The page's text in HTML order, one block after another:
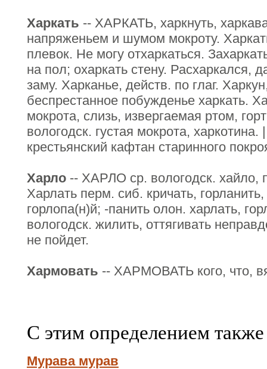
Харкать -- ХАРКАТЬ, харкнуть,
напряженьем и шумом мокроту.
плевок. Не могу отхаркаться.
на пол; охаркать стену. Расхаркался,
заму. Харканье, действ. по глаг.
беспрестанное побужденье харкать.
мокрота, слизь, извергаемая ртом,
вологодск. густая мокрота,
крестьянский кафтан старинного
Харло -- ХАРЛО ср. вологодск. хайло,
Харлать перм. сиб. кричать,
горлопа(н)й; -панить олон. харлать,
вологодск. жилить, оттягивать
не пойдет.
Хармовать -- ХАРМОВАТЬ кого, что,
С этим определением
Мурава мурав